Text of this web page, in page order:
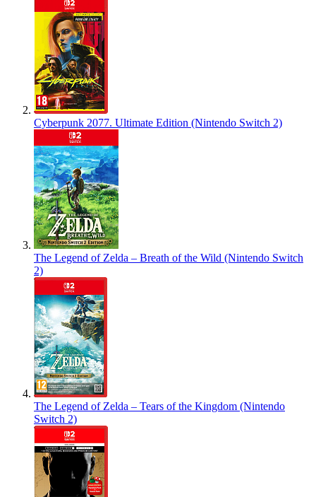
Cyberpunk 2077. Ultimate Edition (Nintendo Switch 2)
The Legend of Zelda – Breath of the Wild (Nintendo Switch
2)
The Legend of Zelda – Tears of the Kingdom (Nintendo
Switch 2)